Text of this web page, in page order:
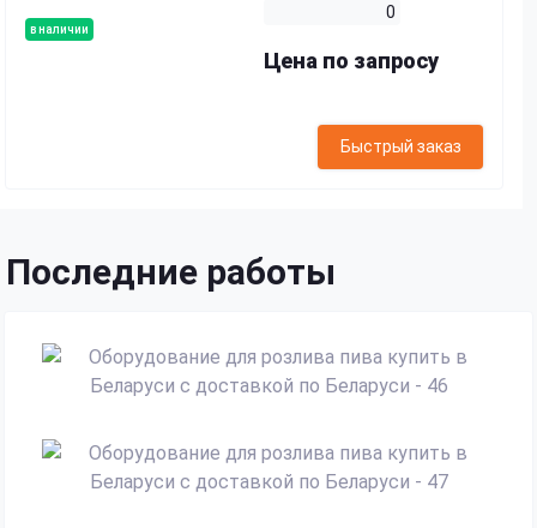
в наличии
0
Цена по запросу
Быстрый заказ
Последние работы